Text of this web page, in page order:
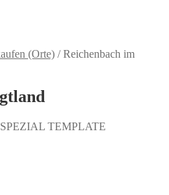
(Orte) /Reichenbach im
TEMPLATE